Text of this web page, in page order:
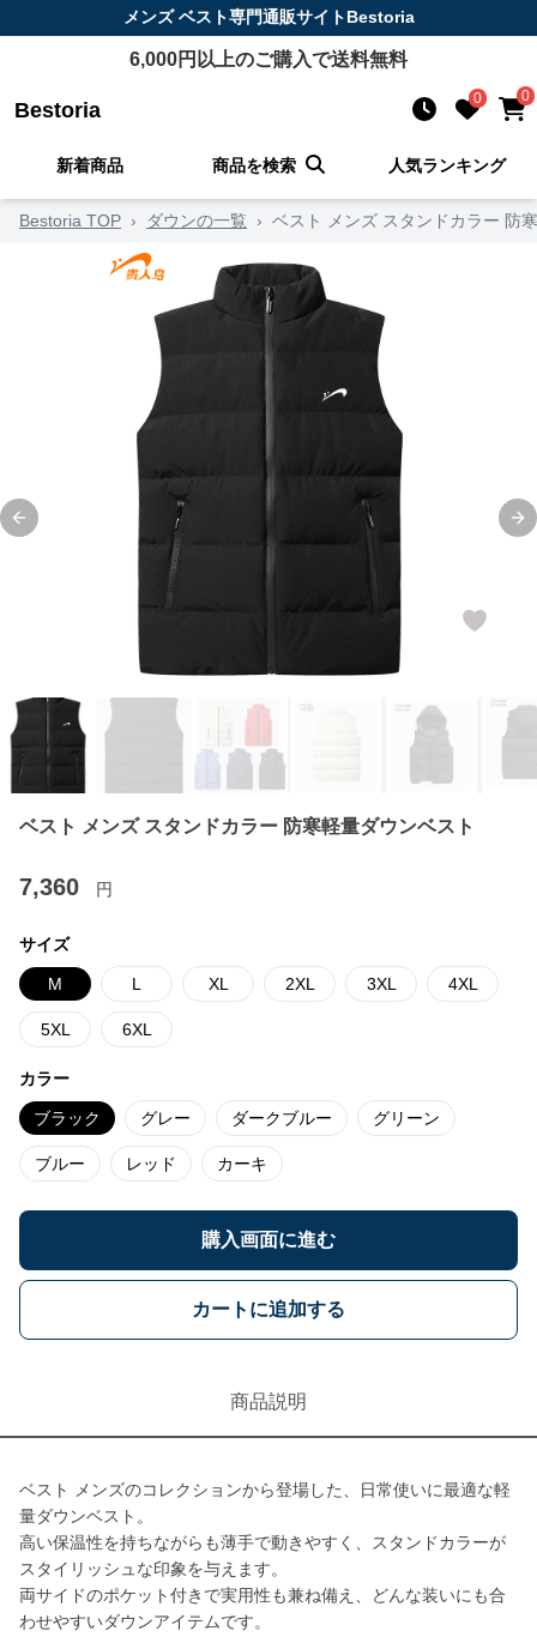
メンズ ベスト専門通販サイトBestoria
6,000円以上のご購入で送料無料
Bestoria 0 0
新着商品 商品を検索 人気ランキング
Bestoria TOP › ダウンの一覧 › ベスト メンズ スタンドカラー 防
Previous slide
ベスト メンズ スタンドカラー 防寒軽量ダウンベスト
7,360 円
サイズ
M L XL 2XL 3XL 4XL
5XL 6XL
カラー
ブラック グレー ダークブルー グリーン
ブルー レッド カーキ
購入画面に進む
カートに追加する
商品説明
ベスト メンズのコレクションから登場した、日常使いに最適な軽
量ダウンベスト。
高い保温性を持ちながらも薄手で動きやすく、スタンドカラーが
スタイリッシュな印象を与えます。
両サイドのポケット付きで実用性も兼ね備え、どんな装いにも合
わせやすいダウンアイテムです。